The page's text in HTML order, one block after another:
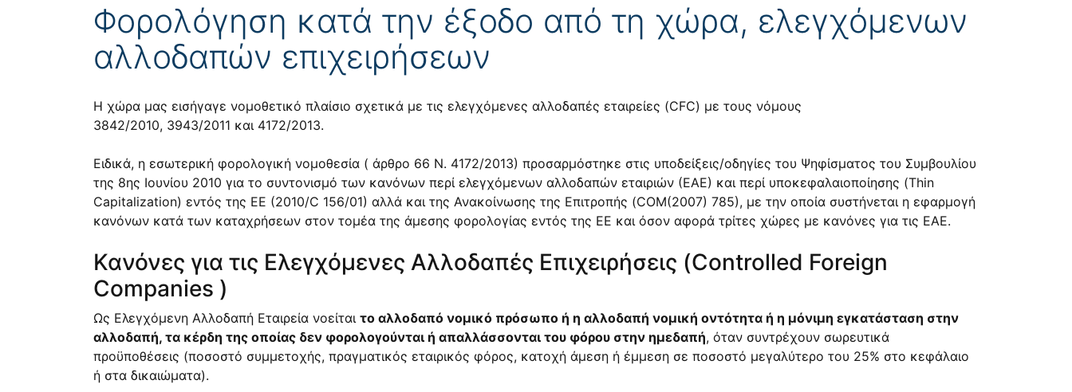
Φορολόγηση κατά την έξοδο από τη χώρα, ελεγχόμενων
αλλοδαπών επιχειρήσεων
Η χώρα μας εισήγαγε νομοθετικό πλαίσιο σχετικά με τις ελεγχόμενες αλλοδαπές εταιρείες (CFC) με τους νόμους
3842/2010, 3943/2011 και 4172/2013.
Ειδικά, η εσωτερική φορολογική νομοθεσία ( άρθρο 66 Ν. 4172/2013) προσαρμόστηκε στις υποδείξεις/οδηγίες του Ψηφίσματος του Συμβουλίου
της 8ης Ιουνίου 2010 για το συντονισμό των κανόνων περί ελεγχόμενων αλλοδαπών εταιριών (ΕΑΕ) και περί υποκεφαλαιοποίησης (Thin
Capitalization) εντός της EE (2010/C 156/01) αλλά και της Ανακοίνωσης της Επιτροπής (COM(2007) 785), με την οποία συστήνεται η εφαρμογή
κανόνων κατά των καταχρήσεων στον τομέα της άμεσης φορολογίας εντός της EE και όσον αφορά τρίτες χώρες με κανόνες για τις ΕΑΕ.
Κανόνες για τις Ελεγχόμενες Αλλοδαπές Επιχειρήσεις (Controlled Foreign
Companies )
Ως Ελεγχόμενη Αλλοδαπή Εταιρεία νοείται το αλλοδαπό νομικό πρόσωπο ή η αλλοδαπή νομική οντότητα ή η μόνιμη εγκατάσταση στην
αλλοδαπή, τα κέρδη της οποίας δεν φορολογούνται ή απαλλάσσονται του φόρου στην ημεδαπή, όταν συντρέχουν σωρευτικά
προϋποθέσεις (ποσοστό συμμετοχής, πραγματικός εταιρικός φόρος, κατοχή άμεση ή έμμεση σε ποσοστό μεγαλύτερο του 25% στο κεφάλαιο
ή στα δικαιώματα).